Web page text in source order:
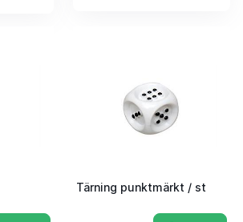
Tärning punktmärkt / st